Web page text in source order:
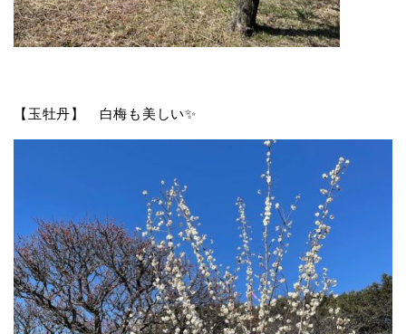
【玉牡丹】 白梅も美しい✨